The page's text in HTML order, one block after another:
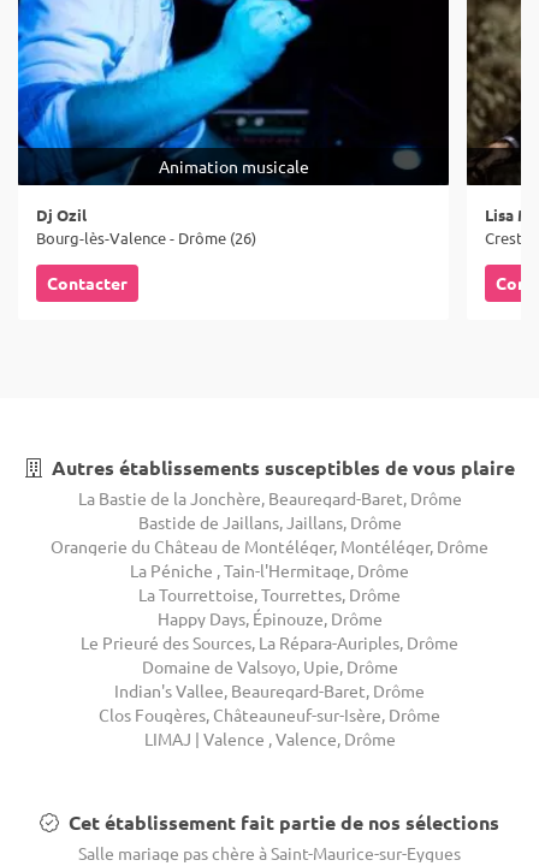
Animation musicale
Dj Ozil
Bourg-lès-Valence - Drôme (26)
Contacter
Lisa
Crest -
Autres établissements susceptibles de vous plaire
La Bastie de la Jonchère, Beauregard-Baret, Drôme
Bastide de Jaillans, Jaillans, Drôme
Orangerie du Château de Montéléger, Montéléger, Drôme
La Péniche , Tain-l'Hermitage, Drôme
La Tourrettoise, Tourrettes, Drôme
Happy Days, Épinouze, Drôme
Le Prieuré des Sources, La Répara-Auriples, Drôme
Domaine de Valsoyo, Upie, Drôme
Indian's Vallee, Beauregard-Baret, Drôme
Clos Fougères, Châteauneuf-sur-Isère, Drôme
LIMAJ | Valence , Valence, Drôme
Cet établissement fait partie de nos sélections
Salle mariage pas chère à Saint-Maurice-sur-Eygues